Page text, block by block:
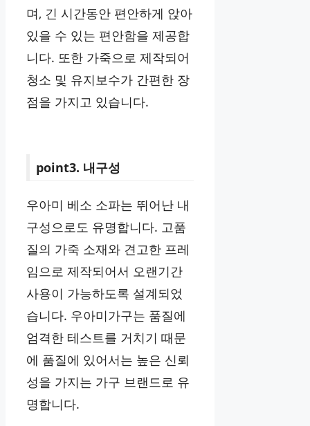
며, 긴 시간동안 편안하게 앉아
있을 수 있는 편안함을 제공합
니다. 또한 가죽으로 제작되어
청소 및 유지보수가 간편한 장
점을 가지고 있습니다.
point3. 내구성
우아미 베소 소파는 뛰어난 내
구성으로도 유명합니다. 고품
질의 가죽 소재와 견고한 프레
임으로 제작되어서 오랜기간
사용이 가능하도록 설계되었
습니다. 우아미가구는 품질에
엄격한 테스트를 거치기 때문
에 품질에 있어서는 높은 신뢰
성을 가지는 가구 브랜드로 유
명합니다.